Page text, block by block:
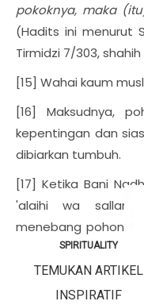
SPIRITUALITY
TEMUKAN ARTIKEL
INSPIRATIF
pokoknya, maka
(Hadits ini menurut
Tirmidzi 7/303,
[15] Wahai kaum
[16] Maksudnya,
kepentingan dan
dibiarkan tumbuh.
[17] Ketika Bani
'alaihi wa sallam
menebang pohon
mereka
(melakukan
mereka mencela